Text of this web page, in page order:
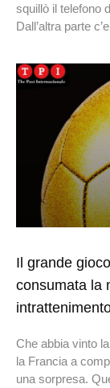
squillò il telefono
Dall’altra parte
Il grande
consumata la
Che abbia vinto
la Francia a
una sorpresa.